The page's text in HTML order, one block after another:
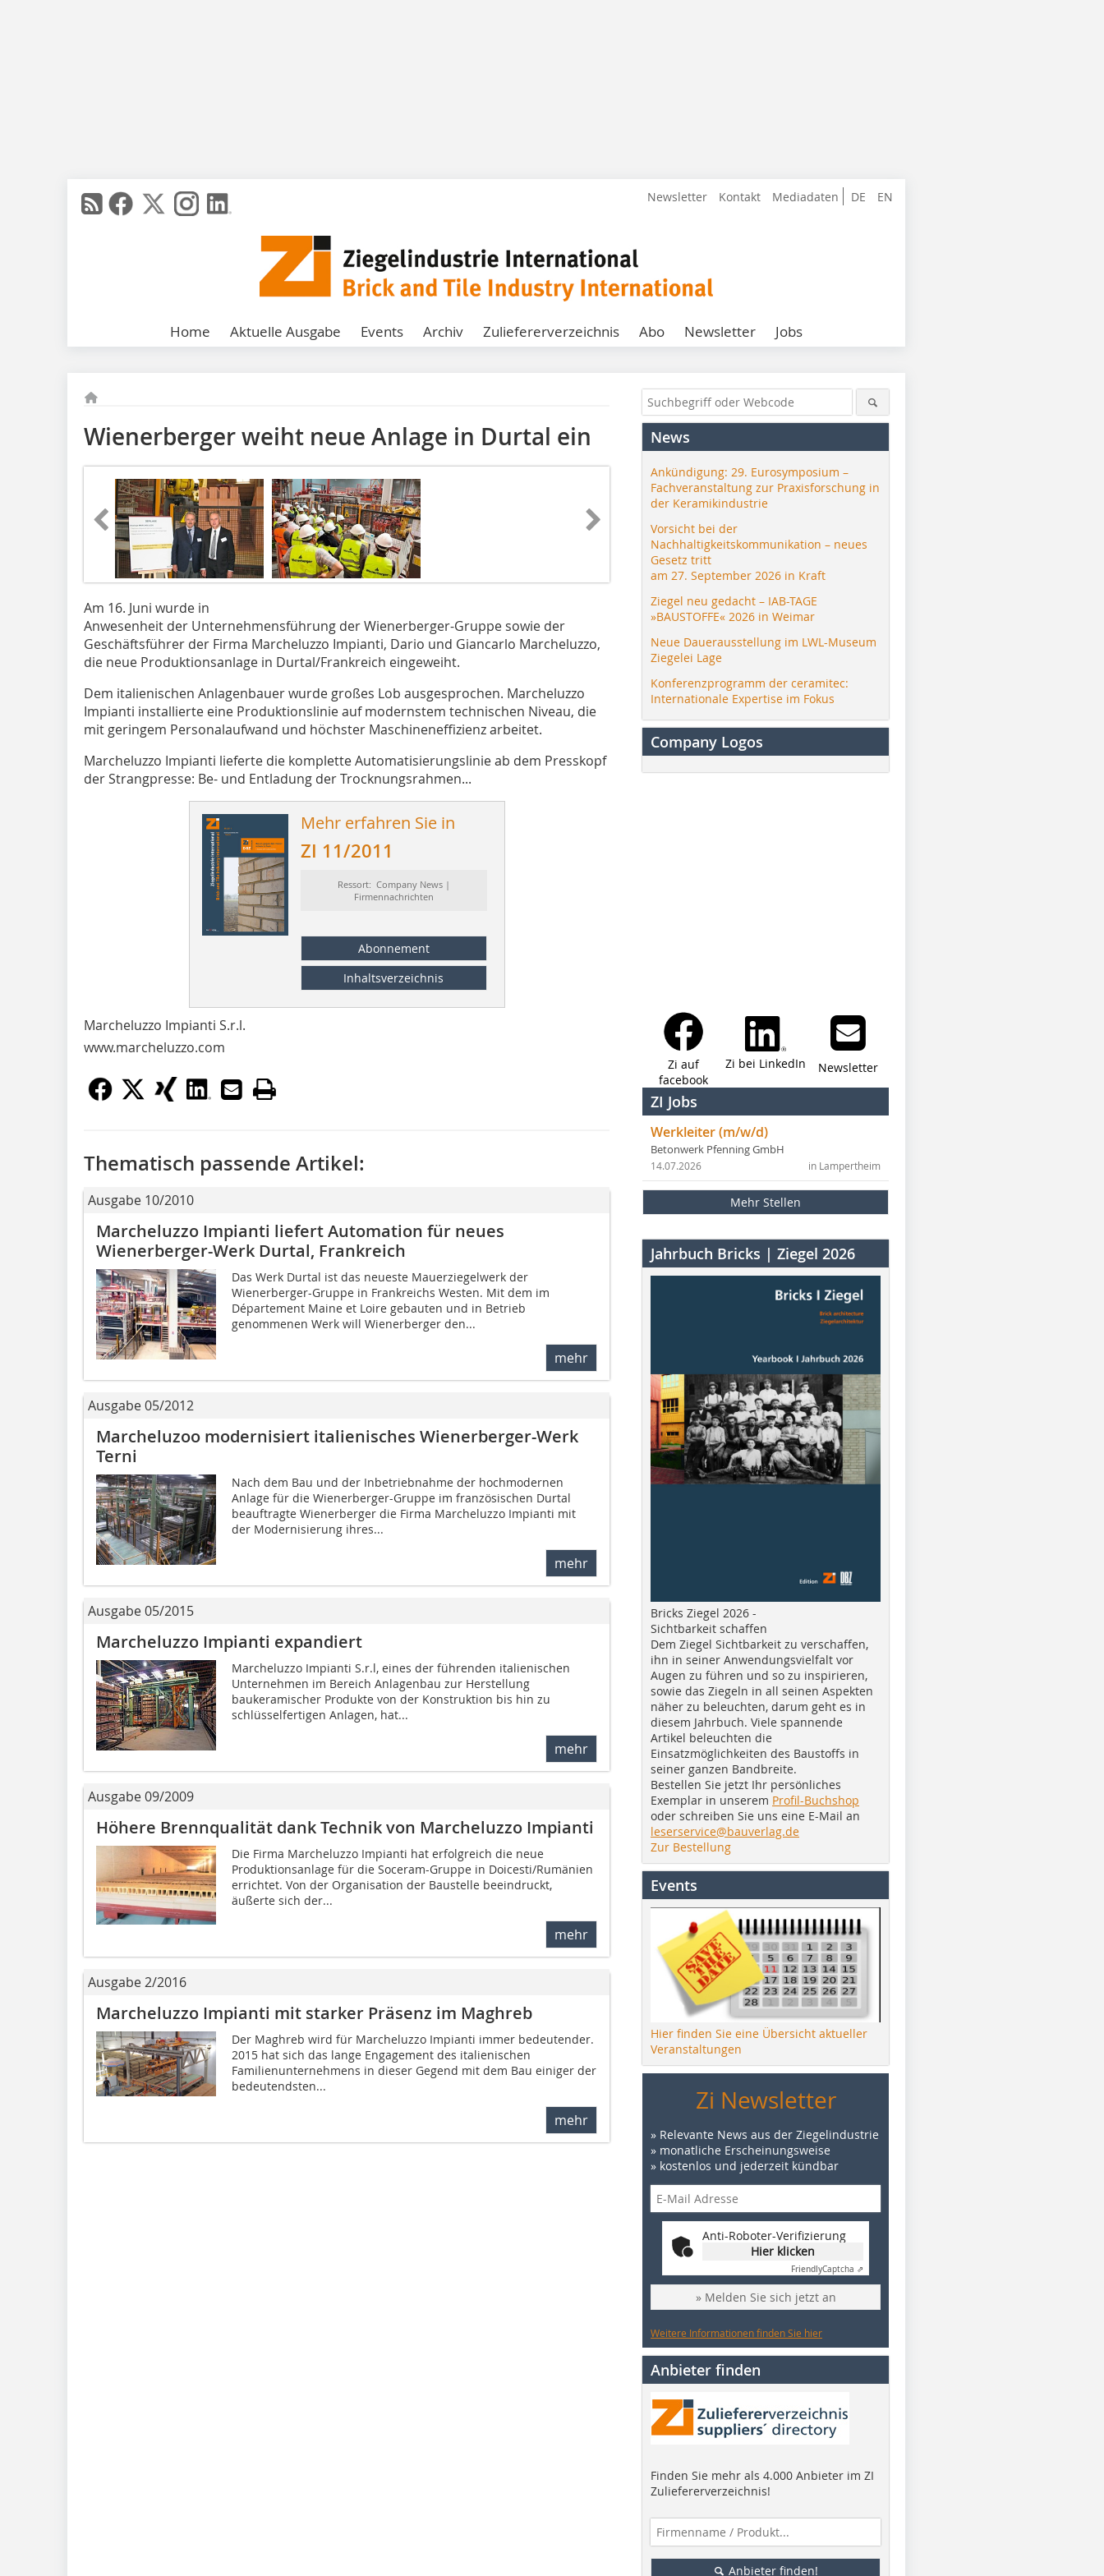
DE EN
Newsletter Kontakt Mediadaten
Home Aktuelle Ausgabe Events Archiv Zuliefererverzeichnis Abo Newsletter Jobs
Wienerberger weiht neue Anlage in Durtal ein
Am 16. Juni wurde in
Anwesenheit der Unternehmensführung der Wienerberger-Gruppe sowie der
Geschäftsführer der Firma Marcheluzzo Impianti, Dario und Giancarlo Marcheluzzo,
die neue Produktionsanlage in Durtal/Frankreich eingeweiht.
Dem italienischen Anlagenbauer wurde großes Lob ausgesprochen. Marcheluzzo
Impianti installierte eine Produktionslinie auf modernstem technischen Niveau, die
mit geringem Personalaufwand und höchster Maschineneffizienz arbeitet.
Marcheluzzo Impianti lieferte die komplette Automatisierungslinie ab dem Presskopf
der Strangpresse: Be- und Entladung der Trocknungsrahmen...
Mehr erfahren Sie in
ZI 11/2011
Ressort: Company News |
Firmennachrichten
Abonnement
Inhaltsverzeichnis
Marcheluzzo Impianti S.r.l.
www.marcheluzzo.com
Thematisch passende Artikel:
Ausgabe 10/2010
Marcheluzzo Impianti liefert Automation für neues
Wienerberger-Werk Durtal, Frankreich
Das Werk Durtal ist das neueste Mauerziegelwerk der
Wienerberger-Gruppe in Frankreichs Westen. Mit dem im
Département Maine et Loire gebauten und in Betrieb
genommenen Werk will Wienerberger den...
mehr
Ausgabe 05/2012
Marcheluzoo modernisiert italienisches Wienerberger-Werk
Terni
Nach dem Bau und der Inbetriebnahme der hochmodernen
Anlage für die Wienerberger-Gruppe im französischen Durtal
beauftragte Wienerberger die Firma Marcheluzzo Impianti mit
der Modernisierung ihres...
mehr
Ausgabe 05/2015
Marcheluzzo Impianti expandiert
Marcheluzzo Impianti S.r.l, eines der führenden italienischen
Unternehmen im Bereich Anlagenbau zur Herstellung
baukeramischer Produkte von der Konstruktion bis hin zu
schlüsselfertigen Anlagen, hat...
mehr
Ausgabe 09/2009
Höhere Brennqualität dank Technik von Marcheluzzo Impianti
Die Firma Marcheluzzo Impianti hat erfolgreich die neue
Produktionsanlage für die Soceram-Gruppe in Doicesti/Rumänien
errichtet. Von der Organisation der Baustelle beeindruckt,
äußerte sich der...
mehr
Ausgabe 2/2016
Marcheluzzo Impianti mit starker Präsenz im Maghreb
Der Maghreb wird für Marcheluzzo Impianti immer bedeutender.
2015 hat sich das lange Engagement des italienischen
Familienunternehmens in dieser Gegend mit dem Bau einiger der
bedeutendsten...
mehr
News
Ankündigung: 29. Eurosymposium –
Fachveranstaltung zur Praxisforschung in
der Keramikindustrie
Vorsicht bei der
Nachhaltigkeitskommunikation – neues
Gesetz tritt
am 27. September 2026 in Kraft
Ziegel neu gedacht – IAB-TAGE
»BAUSTOFFE« 2026 in Weimar
Neue Dauerausstellung im LWL-Museum
Ziegelei Lage
Konferenzprogramm der ceramitec:
Internationale Expertise im Fokus
Company Logos
Zi auf
facebook
Zi bei LinkedIn Newsletter
ZI Jobs
Werkleiter (m/w/d)
Betonwerk Pfenning GmbH
in Lampertheim
14.07.2026
Mehr Stellen
Jahrbuch Bricks | Ziegel 2026
Bricks Ziegel 2026 -
Sichtbarkeit schaffen
Dem Ziegel Sichtbarkeit zu verschaffen,
ihn in seiner Anwendungsvielfalt vor
Augen zu führen und so zu inspirieren,
sowie das Ziegeln in all seinen Aspekten
näher zu beleuchten, darum geht es in
diesem Jahrbuch. Viele spannende
Artikel beleuchten die
Einsatzmöglichkeiten des Baustoffs in
seiner ganzen Bandbreite.
Bestellen Sie jetzt Ihr persönliches
Exemplar in unserem Profil-Buchshop
oder schreiben Sie uns eine E-Mail an
leserservice@bauverlag.de
Zur Bestellung
Events
Hier finden Sie eine Übersicht aktueller
Veranstaltungen
Zi Newsletter
» Relevante News aus der Ziegelindustrie
» monatliche Erscheinungsweise
» kostenlos und jederzeit kündbar
Anti-Roboter-Verifizierung
Hier klicken
FriendlyCaptcha ⇗
» Melden Sie sich jetzt an
Weitere Informationen finden Sie hier
Anbieter finden
Finden Sie mehr als 4.000 Anbieter im ZI
Zuliefererverzeichnis!
Anbieter finden!